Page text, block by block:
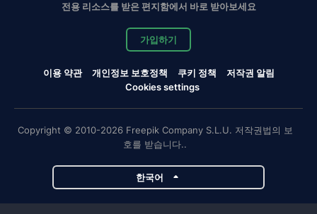
전용 리소스를 받은 편지함에서 바로 받아보세요
가입하기
이용 약관 개인정보 보호정책 쿠키 정책
저작권 알림
Cookies settings
Copyright © 2010-2026 Freepik Company S.L.U. 저작권법의 보
호를 받습니다..
한국어